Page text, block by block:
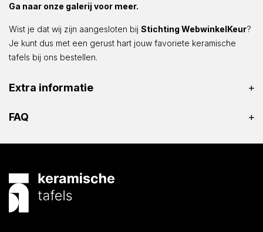
Ga naar onze galerij voor meer.
Wist je dat wij zijn aangesloten bij Stichting WebwinkelKeur?
Je kunt dus met een gerust hart jouw favoriete keramische
tafels bij ons bestellen.
Extra informatie
FAQ